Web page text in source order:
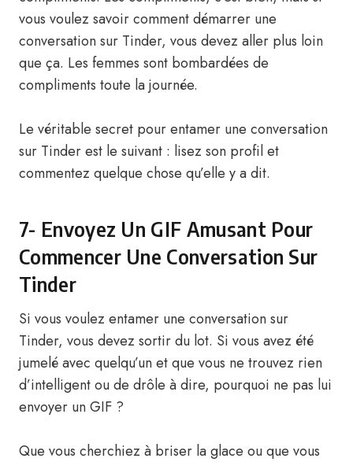
vous voulez savoir comment démarrer une
conversation sur Tinder, vous devez aller plus loin
que ça. Les femmes sont bombardées de
compliments toute la journée.
Le véritable secret pour entamer une conversation
sur Tinder est le suivant : lisez son profil et
commentez quelque chose qu’elle y a dit.
7- Envoyez Un GIF Amusant Pour
Commencer Une Conversation Sur
Tinder
Si vous voulez entamer une conversation sur
Tinder, vous devez sortir du lot. Si vous avez été
jumelé avec quelqu’un et que vous ne trouvez rien
d’intelligent ou de drôle à dire, pourquoi ne pas lui
envoyer un GIF ?
Que vous cherchiez à briser la glace ou que vous